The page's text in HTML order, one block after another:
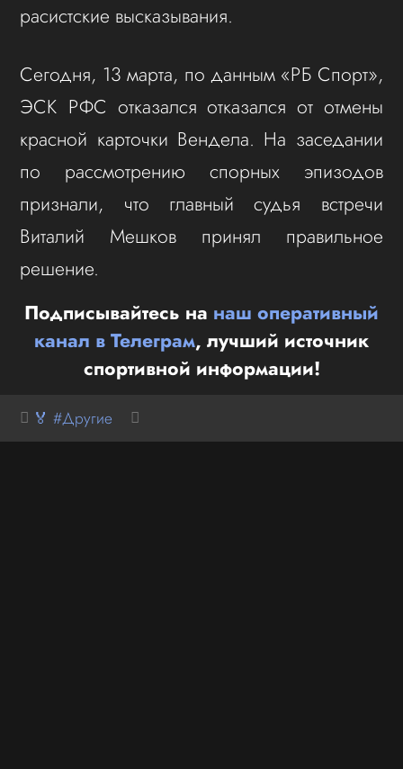
расистские высказывания.
Сегодня, 13 марта, по данным «РБ Спорт»,
ЭСК РФС отказался отказался от отмены
красной карточки Вендела. На заседании
по рассмотрению спорных эпизодов
признали, что главный судья встречи
Виталий Мешков принял правильное
решение.
Подписывайтесь на наш оперативный
канал в Телеграм, лучший источник
спортивной информации!
🏅 #Другие